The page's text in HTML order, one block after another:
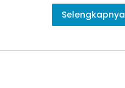
Selengkapnya